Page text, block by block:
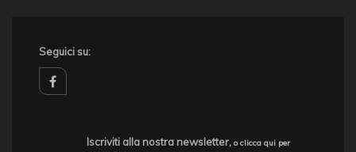
FAVIGNANA
GARIBALDI
RISERVA DELLO STAGNONE LUNGOMARE MARSALA
Seguici su:
Iscriviti alla nostra newsletter, o clicca qui per